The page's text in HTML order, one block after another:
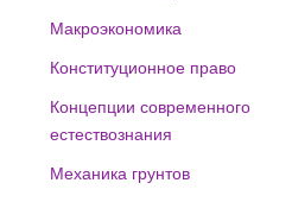
Макроэкономика
Конституционное право
Концепции современного
естествознания
Механика грунтов